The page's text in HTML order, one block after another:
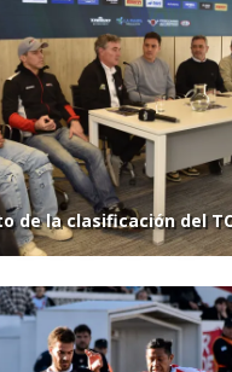
de la clasificación del